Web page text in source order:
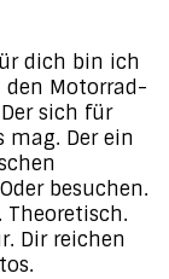
dich bin ich
Motorrad-
sich für
Der ein
besuchen.
Dir reichen